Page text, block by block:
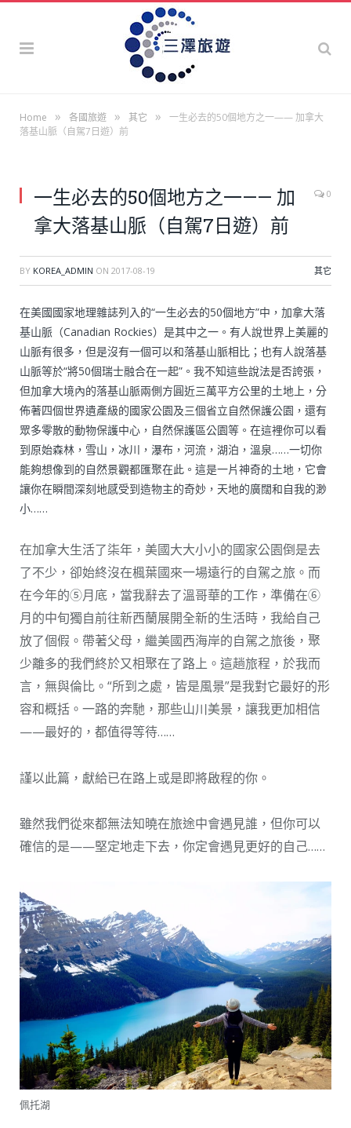
Home » 各國旅遊 » 其它 »
一生必去的50個地方之一—— 加拿大
落基山脈（自駕7日遊）前
一生必去的50個地方之一—— 加
拿大落基山脈（自駕7日遊）前
0
BY KOREA_ADMIN ON 2017-08-19 其它
在美國國家地理雜誌列入的“一生必去的50個地方”中，加拿大落
基山脈（Canadian Rockies）是其中之一。有人說世界上美麗的
山脈有很多，但是沒有一個可以和落基山脈相比；也有人說落基
山脈等於“將50個瑞士融合在一起”。我不知這些說法是否誇張，
但加拿大境內的落基山脈兩側方圓近三萬平方公里的土地上，分
佈著四個世界遺產級的國家公園及三個省立自然保護公園，還有
眾多零散的動物保護中心，自然保護區公園等。在這裡你可以看
到原始森林，雪山，冰川，瀑布，河流，湖泊，溫泉……一切你
能夠想像到的自然景觀都匯聚在此。這是一片神奇的土地，它會
讓你在瞬間深刻地感受到造物主的奇妙，天地的廣闊和自我的渺
小……
在加拿大生活了柒年，美國大大小小的國家公園倒是去
了不少，卻始終沒在楓葉國來一場遠行的自駕之旅。而
在今年的⑤月底，當我辭去了溫哥華的工作，準備在⑥
月的中旬獨自前往新西蘭展開全新的生活時，我給自己
放了個假。帶著父母，繼美國西海岸的自駕之旅後，聚
少離多的我們終於又相聚在了路上。這趟旅程，於我而
言，無與倫比。“所到之處，皆是風景”是我對它最好的形
容和概括。一路的奔馳，那些山川美景，讓我更加相信
——最好的，都值得等待……
謹以此篇，獻給已在路上或是即將啟程的你。
雖然我們從來都無法知曉在旅途中會遇見誰，但你可以
確信的是——堅定地走下去，你定會遇見更好的自己……
佩托湖